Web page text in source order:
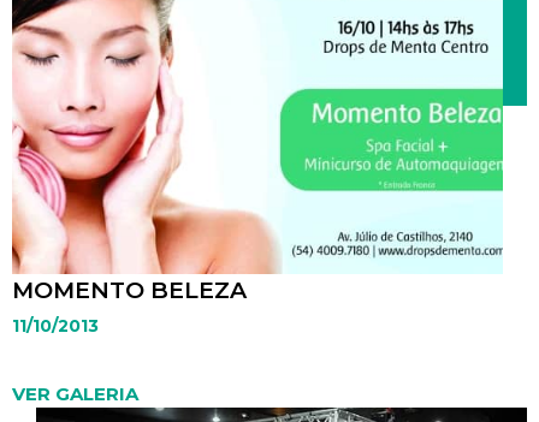
MOMENTO BELEZA
11/10/2013
VER GALERIA